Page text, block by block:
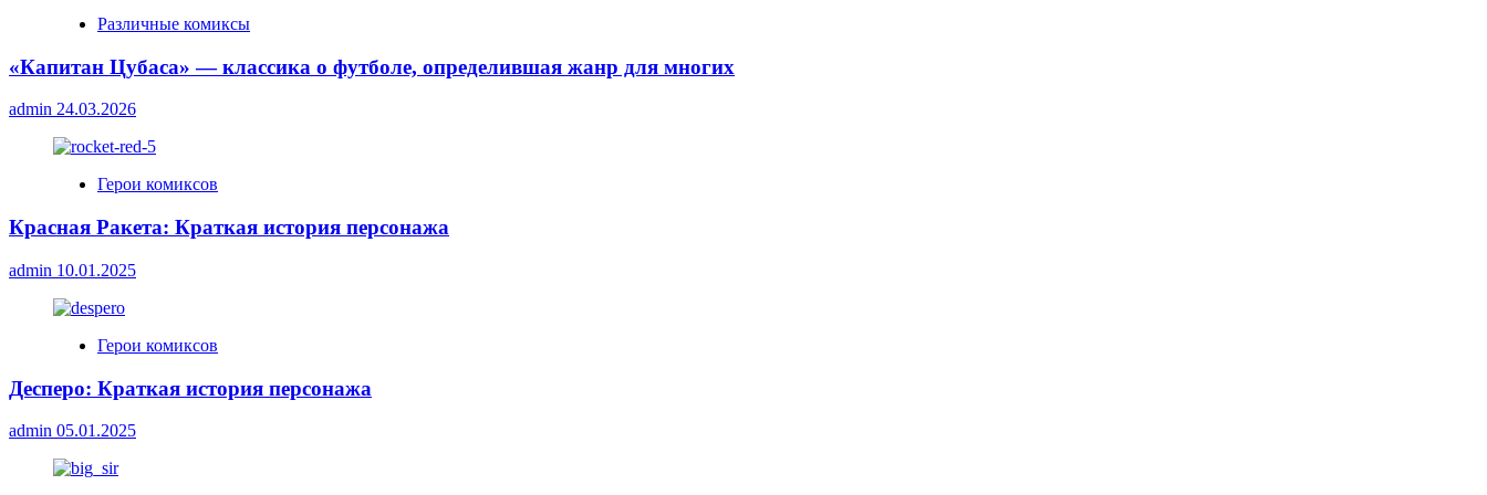
Различные комиксы
«Капитан Цубаса» — классика о футболе, определившая жанр для многих
admin 24.03.2026
Герои комиксов
Красная Ракета: Краткая история персонажа
admin 10.01.2025
Герои комиксов
Десперо: Краткая история персонажа
admin 05.01.2025